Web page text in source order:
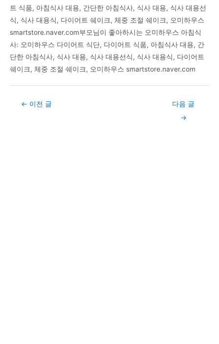
트 식품, 아침식사 대용, 간단한 아침식사, 식사 대용, 식사 대용선
식, 식사 대용식, 다이어트 쉐이크, 체중 조절 쉐이크, 오미하우스
smartstore.naver.com부모님이 좋아하시는 오미하우스 아침식
사: 오미하우스 다이어트 식단, 다이어트 식품, 아침식사 대용, 간
단한 아침식사, 식사 대용, 식사 대용선식, 식사 대용식, 다이어트
쉐이크, 체중 조절 쉐이크, 오미하우스 smartstore.naver.com
Post← 이전 글
다음 글
→